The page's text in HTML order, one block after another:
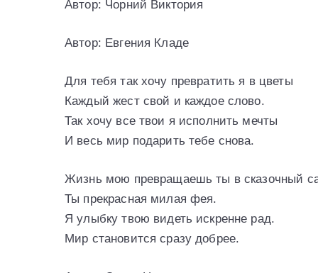
Автор: Чорний Виктория
Автор: Евгения Кладе
Для тебя так хочу превратить я в цветы
Каждый жест свой и каждое слово.
Так хочу все твои я исполнить мечты
И весь мир подарить тебе снова.
Жизнь мою превращаешь ты в сказочный
Ты прекрасная милая фея.
Я улыбку твою видеть искренне рад.
Мир становится сразу добрее.